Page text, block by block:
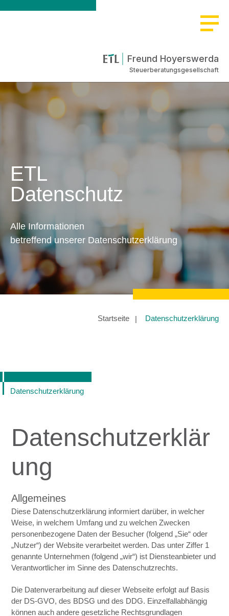
Freund Hoyerswerda
Steuerberatungsgesellschaft
ETL
Datenschutz
Alle Informationen
betreffend unserer Datenschutzerklärung
Startseite Datenschutzerklärung
Datenschutzerklärung
Datenschutzerklär
ung
Allgemeines
Diese Datenschutzerklärung informiert darüber, in welcher
Weise, in welchem Umfang und zu welchen Zwecken
personenbezogene Daten der Besucher (folgend „Sie“ oder
„Nutzer“) der Website verarbeitet werden. Das unter Ziffer 1
genannte Unternehmen (folgend „wir“) ist Diensteanbieter und
Verantwortlicher im Sinne des Datenschutzrechts.
Die Datenverarbeitung auf dieser Webseite erfolgt auf Basis
der DS-GVO, des BDSG und des DDG. Einzelfallabhängig
können auch andere gesetzliche Rechtsgrundlagen